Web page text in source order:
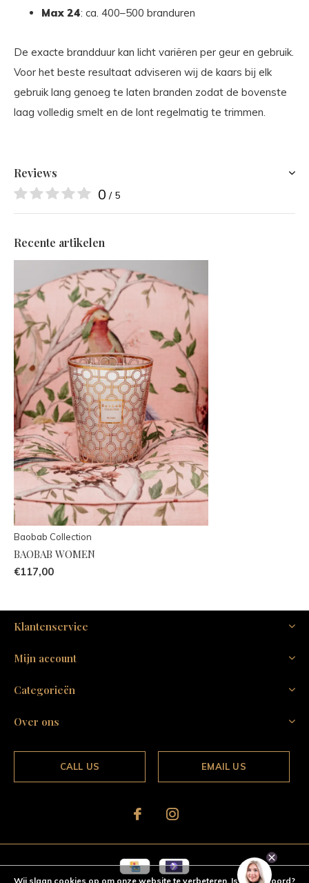
Max 24: ca. 400–500 branduren
De exacte brandduur kan licht variëren per geur en gebruik.
Voor het beste resultaat adviseren wij de kaars bij elk
gebruik lang genoeg te laten branden zodat de bovenste
laag volledig smelt en de lont regelmatig te trimmen.
Reviews
0 / 5
Recente artikelen
Baobab Collection
BAOBAB WOMEN
€117,00
Klantenservice
Mijn account
Categorieën
Over ons
CALL US EMAIL US
Wij slaan cookies op om onze website te verbeteren. Is dat akkoord?